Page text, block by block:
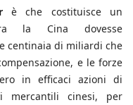
è che costituisce un
la Cina dovesse
centinaia di miliardi che
e le forze
in efficaci azioni di
mercantili cinesi, per